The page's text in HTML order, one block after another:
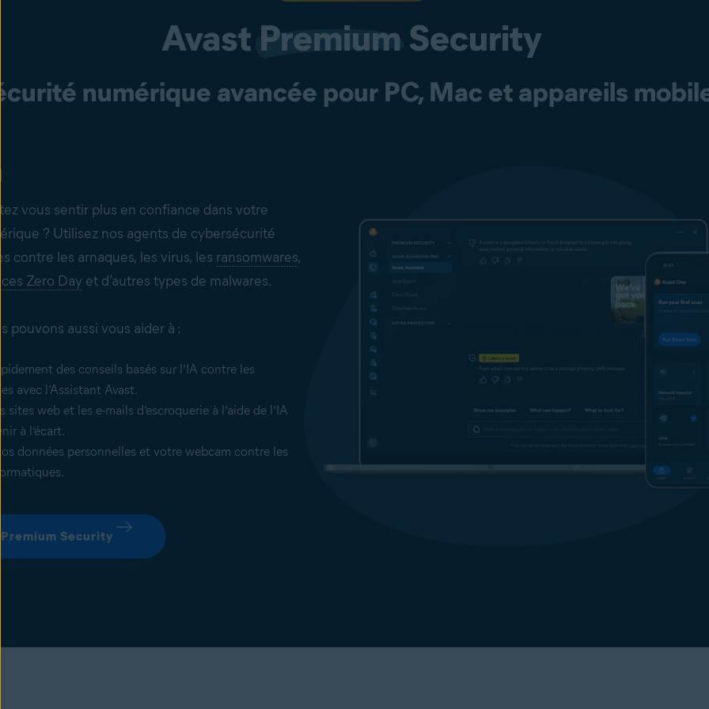
Avast Premium Security
numérique avancée pour PC, Mac et appareils
vous sentir plus en confiance dans votre
? Utilisez nos agents de cybersécurité
contre les arnaques, les virus, les ransomwares,
Zero Day et d’autres types de malwares.
pouvons aussi vous aider à :
des conseils basés sur l’IA contre les
avec l’Assistant Avast.
sites web et les e-mails d’escroquerie à l’aide de l’IA
à l’écart.
données personnelles et votre webcam contre les
Security